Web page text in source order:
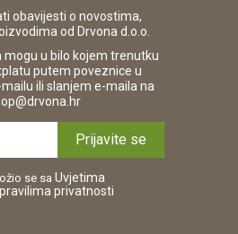
obavijesti o novostima,
od Drvona d.o.o.
mogu u bilo kojem trenutku
putem poveznice u
ili slanjem e-maila na
.
Prijavite se
se sa Uvjetima
privatnosti